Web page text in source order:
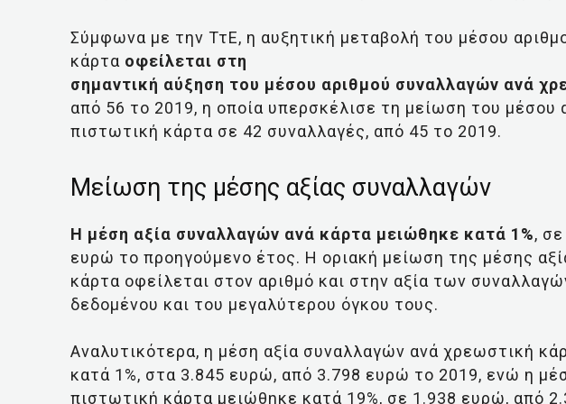
Σύμφωνα με την ΤτΕ, η αυξητική μεταβολή του μέσου
κάρτα οφείλεται στη
σημαντική αύξηση του μέσου αριθμού συναλλαγών ανά
από 56 το 2019, η οποία υπερσκέλισε τη μείωση του μέσου
πιστωτική κάρτα σε 42 συναλλαγές, από 45 το 2019.
Μείωση της μέσης αξίας συναλλαγών
Η μέση αξία συναλλαγών ανά κάρτα μειώθηκε κατά 1%,
ευρώ το προηγούμενο έτος. Η οριακή μείωση της μέσης
κάρτα οφείλεται στον αριθμό και στην αξία των
δεδομένου και του μεγαλύτερου όγκου τους.
Αναλυτικότερα, η μέση αξία συναλλαγών ανά χρεωστική
κατά 1%, στα 3.845 ευρώ, από 3.798 ευρώ το 2019, ενώ η
πιστωτική κάρτα μειώθηκε κατά 19%, σε 1.938 ευρώ, από